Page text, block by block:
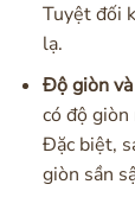
Tuyệt đối
lạ.
Độ giòn
có độ
Đặc biệt,
giòn sần